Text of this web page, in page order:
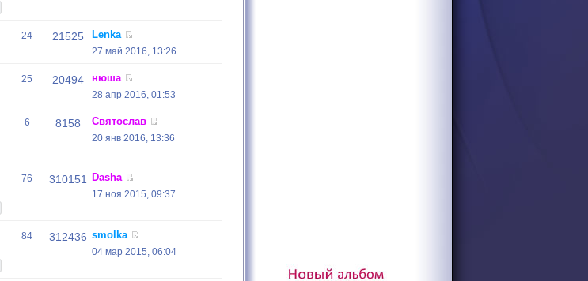
24 21525 Lenka
27 май 2016, 13:26
25 20494 нюша
28 апр 2016, 01:53
6 8158 Святослав
20 янв 2016, 13:36
76 310151 Dasha
17 ноя 2015, 09:37
84 312436 smolka
04 мар 2015, 06:04